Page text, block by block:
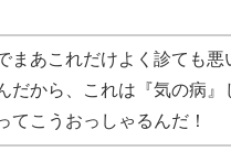
まあこれだけよく診ても悪
だから、これは『気の病』
てこうおっしゃるんだ！